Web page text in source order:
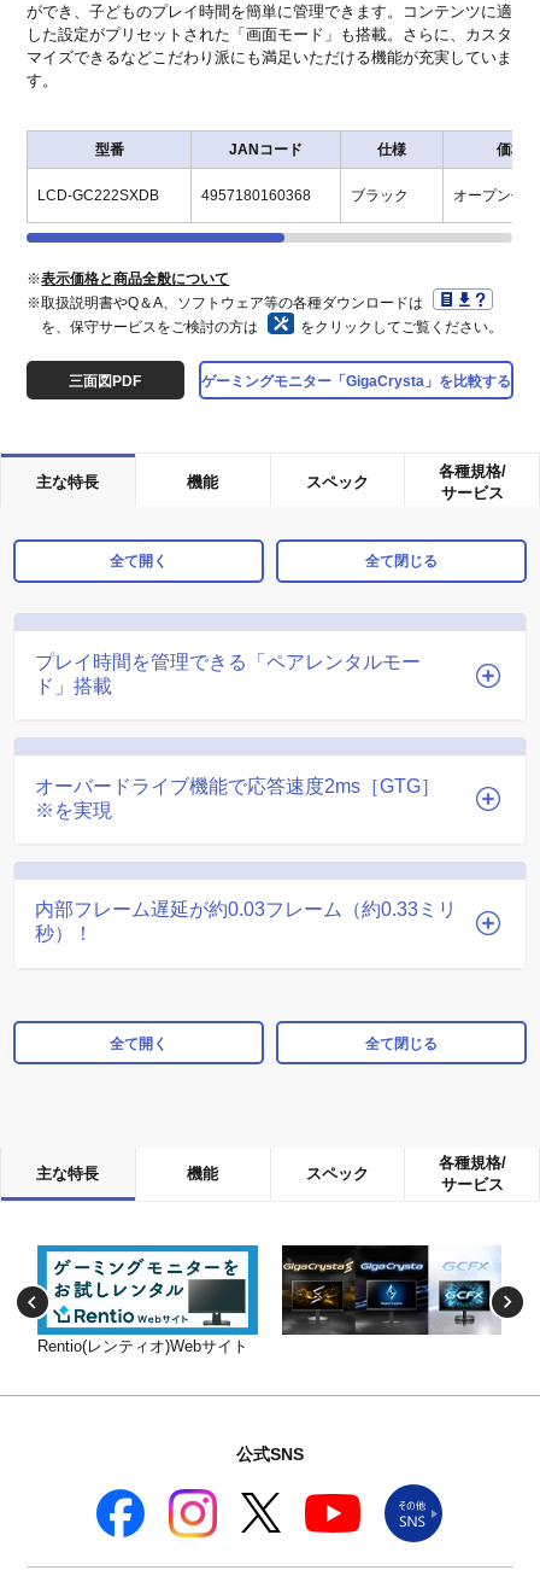
ができ、子どものプレイ時間を簡単に管理できます。コンテンツに適
した設定がプリセットされた「画面モード」も搭載。さらに、カスタ
マイズできるなどこだわり派にも満足いただける機能が充実していま
す。
型番 JANコード 仕様 価格
LCD-GC222SXDB 4957180160368 ブラック オープン価
※表示価格と商品全般について
※取扱説明書やQ＆A、ソフトウェア等の各種ダウンロードは
を、保守サービスをご検討の方は
をクリックしてご覧ください。
三面図PDF ゲーミングモニター「GigaCrysta」を比較する
主な特長 機能 スペック
各種規格/
サービス
全て開く 全て閉じる
プレイ時間を管理できる「ペアレンタルモー
ド」搭載
オーバードライブ機能で応答速度2ms［GTG］
※を実現
内部フレーム遅延が約0.03フレーム（約0.33ミリ
秒）！
全て開く 全て閉じる
主な特長 機能 スペック
各種規格/
サービス
Rentio(レンティオ)Webサイト
公式SNS